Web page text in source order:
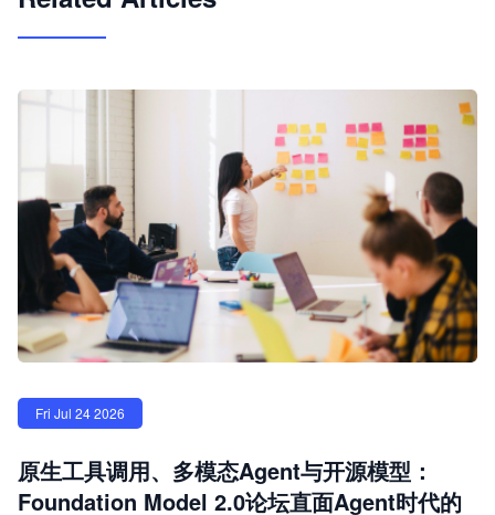
Fri Jul 24 2026
原生工具调用、多模态Agent与开源模型：
Foundation Model 2.0论坛直面Agent时代的